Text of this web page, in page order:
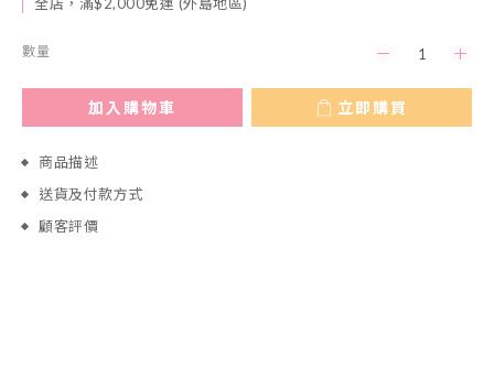
數量
加入購物車 立即購買
商品描述
送貨及付款方式
顧客評價